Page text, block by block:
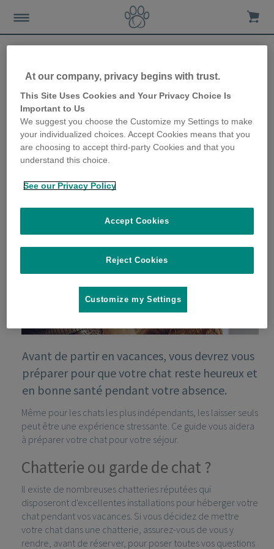
Vous partez en vacances ?
Préparez votre chat pour
les vacances et choisissez le
meilleur moyen de garde
Avant de partir en vacances, vous devrez vous
préparer pour que votre chat reste heureux et
en bonne santé pendant votre absence.
Même pour les chats les plus indépendants, les laisser seuls
peut être une expérience stressante. Ce guide vous aidera
à préparer votre chat pour votre séjour.
Chatterie ou garde de chat ?
Il existe de nombreuses chatteries réputées qui
disposeront d'excellentes installations pour héberger votre
chat pendant vos vacances. Si vous décidez de mettre
votre chat dans une chatterie, assurez-vous de vous y
rendre, avant de réserver, pour poser toutes vos questions
At our company, privacy begins with trust.
This Site Uses Cookies and Your Privacy Choice Is
Important to Us
We suggest you choose the Customize my Settings to make
your individualized choices. Accept Cookies means that you
are choosing to accept third-party Cookies and that you
understand this choice.
See our Privacy Policy
Reject Cookies
Accept Cookies
Customize my Settings